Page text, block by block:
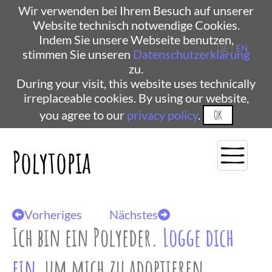
Wir verwenden bei Ihrem Besuch auf unserer
Website technisch notwendige Cookies.
Indem Sie unsere Webseite benutzen,
stimmen Sie unseren Datenschutzerklärung
zu.
During your visit, this website uses technically
irreplaceable cookies. By using our website,
you agree to our privacy policy. OK
Polytopia
DE | EN
Vorheriges Nächstes
Ich bin ein Polyeder. Logge dich